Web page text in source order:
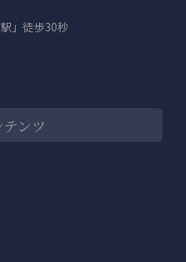
」徒歩30秒
テンツ